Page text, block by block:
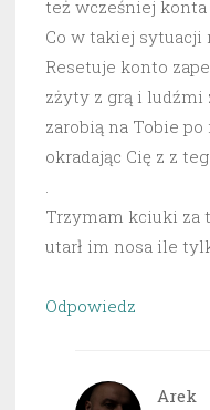
też wcześniej konta
Co w takiej sytuacji
Resetuje konto
zżyty z grą i ludźmi
zarobią na Tobie
okradając Cię z z
.
Trzymam kciuki za
utarł im nosa ile
Odpowiedz
Arek